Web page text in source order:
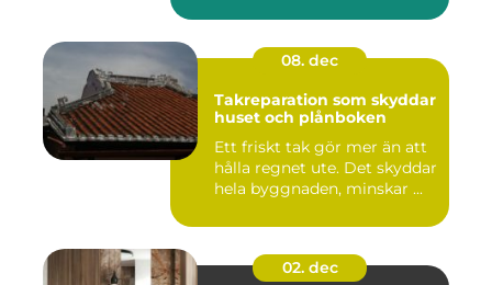
08. dec
Takreparation som skyddar
huset och plånboken
Ett friskt tak gör mer än att
hålla regnet ute. Det skyddar
hela byggnaden, minskar ...
02. dec